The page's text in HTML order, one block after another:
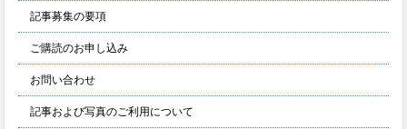
記事募集の要項
ご購読のお申し込み
お問い合わせ
記事および写真のご利用について